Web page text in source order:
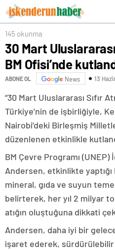
145 okunma
30 Mart Uluslararası
BM Ofisi’nde
ABONE OL News 13
“30 Mart Uluslararası Sıfır
Türkiye’nin de işbirliğiyle,
Nairobi’deki Birleşmiş
düzenlenen etkinlikle
BM Çevre Programı
Andersen, etkinlikte
mineral, gıda ve suyun
belirterek, her yıl 2 milyar
atığın oluştuğuna dikkati
Andersen, daha iyi bir
işaret ederek,